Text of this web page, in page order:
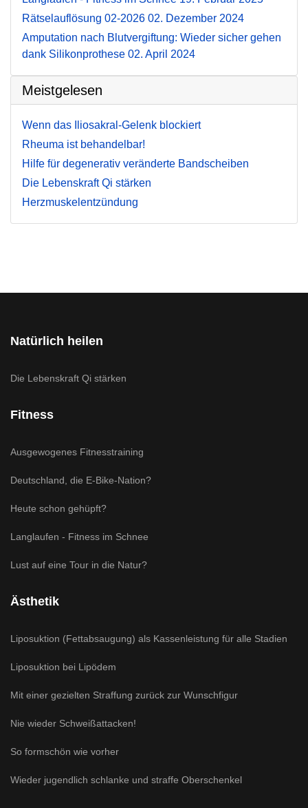
Rätselauflösung 02-2026 02. Dezember 2024
Amputation nach Blutvergiftung: Wieder sicher gehen
dank Silikonprothese 02. April 2024
Meistgelesen
Wenn das Iliosakral-Gelenk blockiert
Rheuma ist behandelbar!
Hilfe für degenerativ veränderte Bandscheiben
Die Lebenskraft Qi stärken
Herzmuskelentzündung
Natürlich heilen
Die Lebenskraft Qi stärken
Fitness
Ausgewogenes Fitnesstraining
Deutschland, die E-Bike-Nation?
Heute schon gehüpft?
Langlaufen - Fitness im Schnee
Lust auf eine Tour in die Natur?
Ästhetik
Liposuktion (Fettabsaugung) als Kassenleistung für alle Stadien
Liposuktion bei Lipödem
Mit einer gezielten Straffung zurück zur Wunschfigur
Nie wieder Schweißattacken!
So formschön wie vorher
Wieder jugendlich schlanke und straffe Oberschenkel